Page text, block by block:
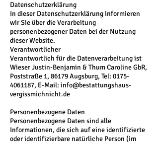
Datenschutzerklärung
In dieser Datenschutzerklärung informieren
wir Sie über die Verarbeitung
personenbezogener Daten bei der Nutzung
dieser Website.
Verantwortlicher
Verantwortlich für die Datenverarbeitung ist
Wieser Justin-Benjamin & Thum Caroline GbR,
Poststraße 1, 86179 Augsburg, Tel: 0175-
4061187, E-Mail: info@bestattungshaus-
vergissmichnicht.de
Personenbezogene Daten
Personenbezogene Daten sind alle
Informationen, die sich auf eine identifizierte
oder identifizierbare natürliche Person (im